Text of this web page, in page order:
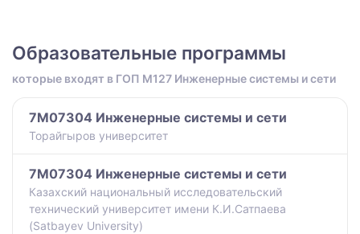
Образовательные программы
которые входят в ГОП M127 Инженерные системы и сети
7M07304 Инженерные системы и сети
Торайгыров университет
7M07304 Инженерные системы и сети
Казахский национальный исследовательский
технический университет имени К.И.Сатпаева
(Satbayev University)